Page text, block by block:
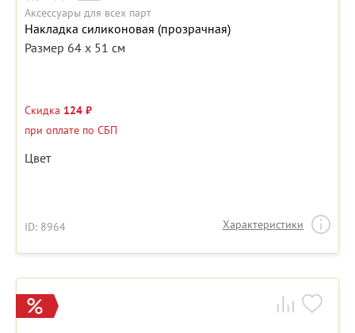
Аксессуары для всех парт
Накладка силиконовая (прозрачная)
Размер 64 х 51 см
Скидка 124 ₽
при оплате по СБП
Цвет
ID: 8964 Характеристики